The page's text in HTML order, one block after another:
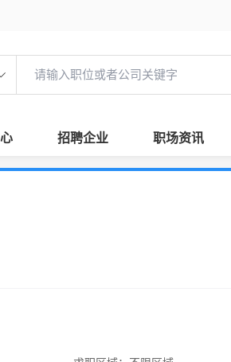
招聘企业 职场资讯